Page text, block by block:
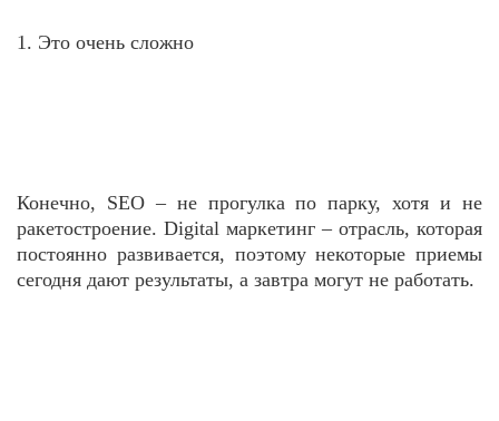
1. Это очень сложно
Конечно, SEO – не прогулка по парку, хотя и не
ракетостроение. Digital маркетинг – отрасль, которая
постоянно развивается, поэтому некоторые приемы
сегодня дают результаты, а завтра могут не работать.